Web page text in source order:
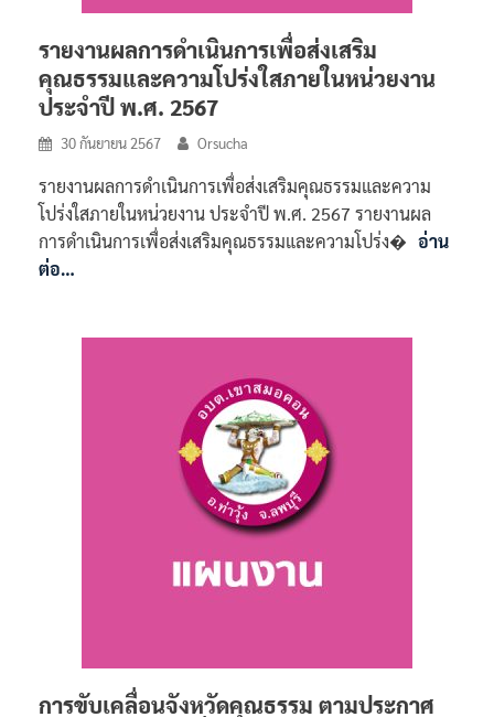
รายงานผลการดำเนินการเพื่อส่งเสริม
คุณธรรมและความโปร่งใสภายในหน่วยงาน
ประจำปี พ.ศ. 2567
30 กันยายน 2567 Orsucha
รายงานผลการดำเนินการเพื่อส่งเสริมคุณธรรมและความ
โปร่งใสภายในหน่วยงาน ประจำปี พ.ศ. 2567 รายงานผล
การดำเนินการเพื่อส่งเสริมคุณธรรมและความโปร่ง� อ่าน
ต่อ…
การขับเคลื่อนจังหวัดคุณธรรม ตามประกาศ